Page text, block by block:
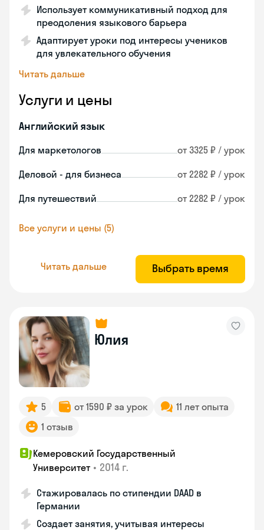
Использует коммуникативный подход для
преодоления языкового барьера
Адаптирует уроки под интересы учеников
для увлекательного обучения
Читать дальше
Услуги и цены
Английский язык
Для маркетологов от 3325 ₽ / урок
Деловой - для бизнеса от 2282 ₽ / урок
Для путешествий от 2282 ₽ / урок
Все услуги и цены (5)
Читать дальше Выбрать время
Юлия
5 от 1590 ₽ за урок
11 лет опыта
1 отзыв
Кемеровский Государственный
Университет • 2014 г.
Стажировалась по стипендии DAAD в
Германии
Создает занятия, учитывая интересы